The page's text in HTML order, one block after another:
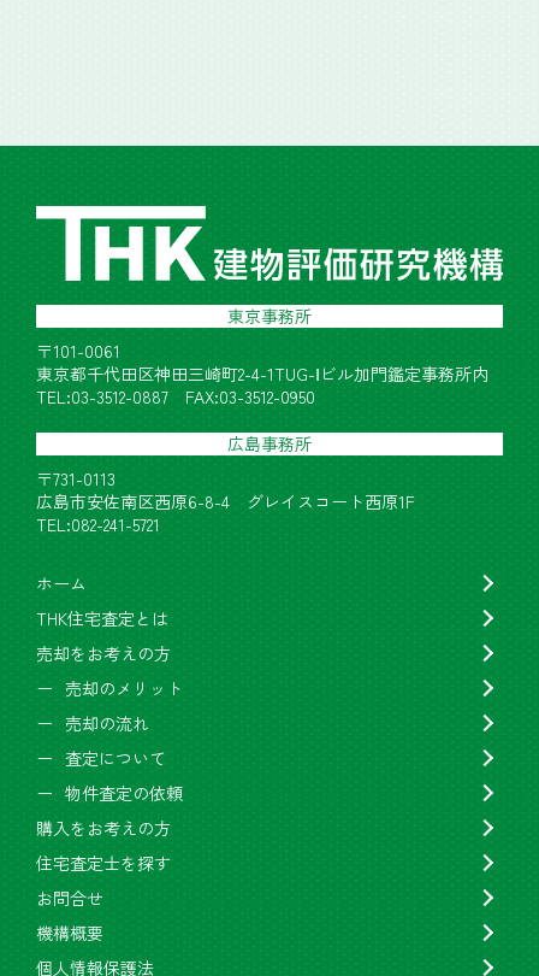
東京事務所
〒101-0061
東京都千代田区神田三崎町2-4-1TUG-Ⅰビル加門鑑定事務所内
TEL:03-3512-0887 FAX:03-3512-0950
広島事務所
〒731-0113
広島市安佐南区西原6-8-4 グレイスコート西原1F
TEL:082-241-5721
ホーム
THK住宅査定とは
売却をお考えの方
売却のメリット
売却の流れ
査定について
物件査定の依頼
購入をお考えの方
住宅査定士を探す
お問合せ
機構概要
個人情報保護法